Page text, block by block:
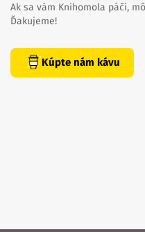
Ak sa vám Knihomola páči,
Ďakujeme!
Kúpte nám kávu